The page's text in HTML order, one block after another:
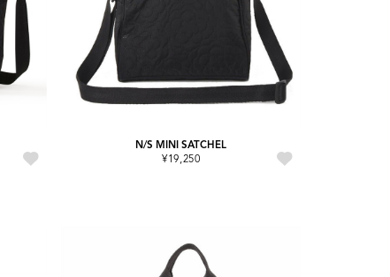
N/S MINI SATCHEL
¥19,250